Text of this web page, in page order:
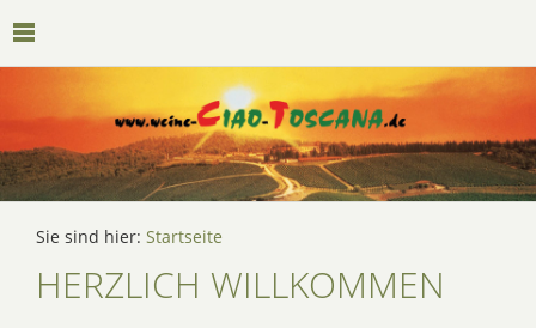
Sie sind hier: Startseite
HERZLICH WILLKOMMEN